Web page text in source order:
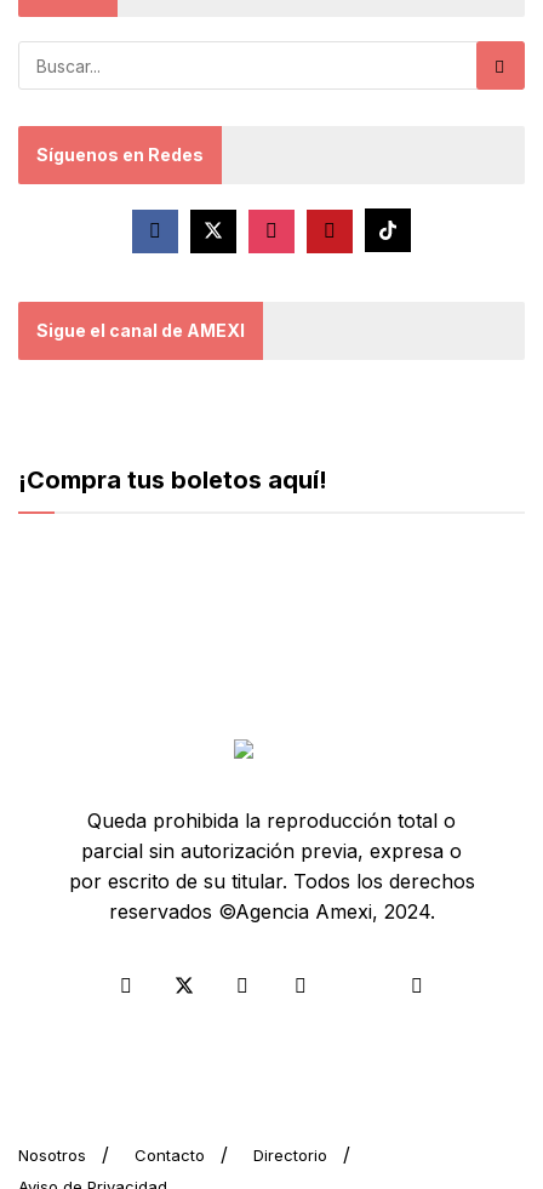
Síguenos en Redes
Sigue el canal de AMEXI
¡Compra tus boletos aquí!
Queda prohibida la reproducción total o
parcial sin autorización previa, expresa o
por escrito de su titular. Todos los derechos
reservados ©Agencia Amexi, 2024.
Nosotros Contacto
Directorio